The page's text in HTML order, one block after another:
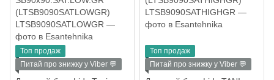
Топ продаж
Питай про знижку у Viber 💬
Топ продаж
Питай про знижку у Viber 💬